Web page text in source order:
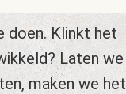
doen. Klinkt het
Laten we
maken we het